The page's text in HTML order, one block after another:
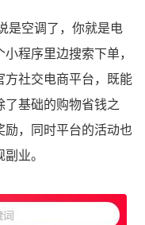
是空调了，你就是电
程序里边搜索下单，
方社交电商平台，既能
基础的购物省钱之
，同时平台的活动也
业。